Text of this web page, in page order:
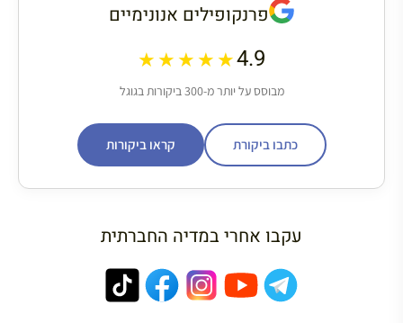
פרנקופילים אנונימיים
4.9
★★★★★
מבוסס על יותר מ-300 ביקורות בגוגל
כתבו ביקורת קראו ביקורות
עקבו אחרי במדיה החברתית